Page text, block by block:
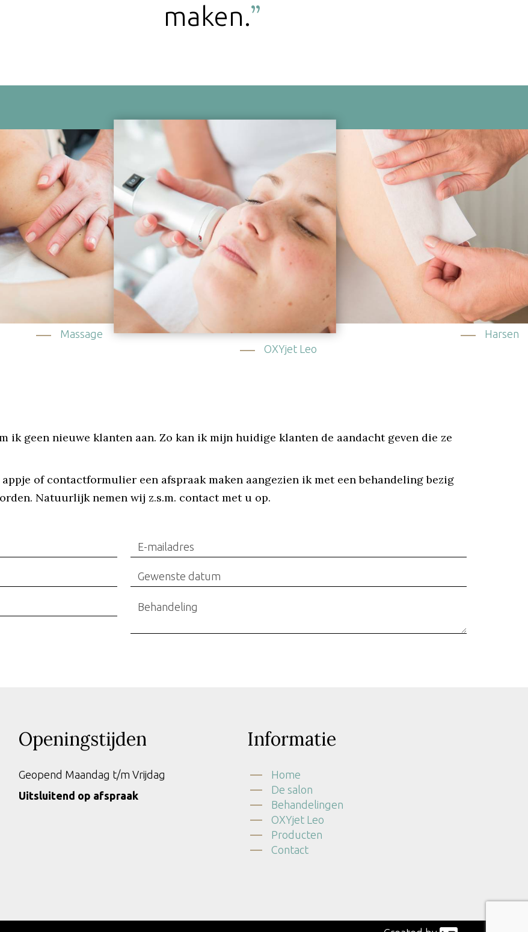
maken.
Massage
OXYjet Leo
Harsen
ik geen nieuwe klanten aan. Zo kan ik mijn huidige klanten de aandacht geven die ze
of contactformulier een afspraak maken aangezien ik met een behandeling bezig
Natuurlijk nemen wij z.s.m. contact met u op.
Openingstijden
Geopend Maandag t/m Vrijdag
Uitsluitend op afspraak
Informatie
Home
De salon
Behandelingen
OXYjet Leo
Producten
Contact